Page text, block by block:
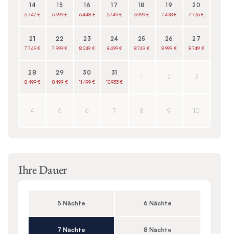
14
5 747 €
15
5 999 €
16
6 448 €
17
6 749 €
18
6 999 €
19
7 498 €
20
7 735 €
21
7 749 €
22
7 999 €
23
8 249 €
24
8 499 €
25
8 749 €
26
8 999 €
27
8 749 €
28
8 499 €
29
8 499 €
30
11 499 €
31
10 933 €
1 2 3
4 5 6 7 8 9 10
Ihre Dauer
5 Nächte 6 Nächte
7 Nächte 8 Nächte